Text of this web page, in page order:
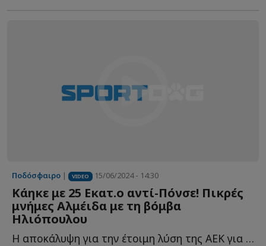
Ποδόσφαιρο | VIDEO 15/06/2024 - 14:30
Κάηκε με 25 Εκατ.ο αντί-Πόνσε! Πικρές
μνήμες Αλμέιδα με τη βόμβα
Ηλιόπουλου
Η αποκάλυψη για την έτοιμη λύση της ΑΕΚ για τον αντικαταστάτη τ...